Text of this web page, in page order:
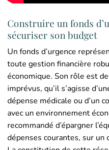
Construire un fonds
sécuriser son budget
Un fonds d’urgence
toute gestion financière
économique. Son rôle est
imprévus, qu’il s’agisse
dépense médicale ou d’un
avec un environnement
recommandé d’épargner
dépenses courantes, sur un